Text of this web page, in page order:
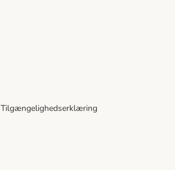
Tilgængelighedserklæring